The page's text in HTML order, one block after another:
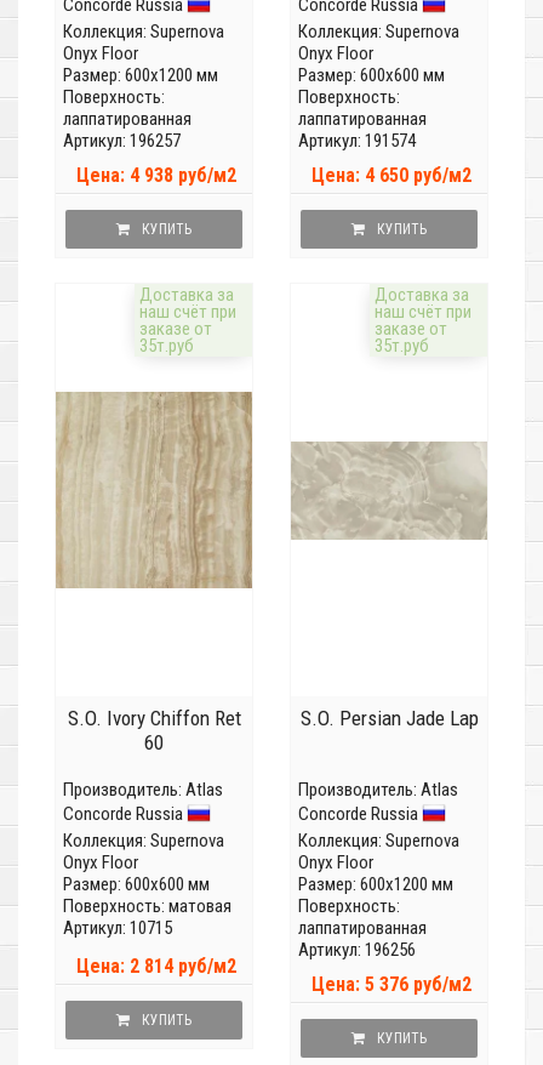
Concorde Russia
Коллекция: Supernova
Onyx Floor
Размер: 600x1200 мм
Поверхность:
лаппатированная
Артикул: 196257
Цена: 4 938 руб/м2
КУПИТЬ
Concorde Russia
Коллекция: Supernova
Onyx Floor
Размер: 600x600 мм
Поверхность:
лаппатированная
Артикул: 191574
Цена: 4 650 руб/м2
КУПИТЬ
Доставка за
наш счёт при
заказе от
35т.руб
S.O. Ivory Chiffon Ret
60
Производитель: Atlas
Concorde Russia
Коллекция: Supernova
Onyx Floor
Размер: 600x600 мм
Поверхность: матовая
Артикул: 10715
Цена: 2 814 руб/м2
КУПИТЬ
Доставка за
наш счёт при
заказе от
35т.руб
S.O. Persian Jade Lap
Производитель: Atlas
Concorde Russia
Коллекция: Supernova
Onyx Floor
Размер: 600x1200 мм
Поверхность:
лаппатированная
Артикул: 196256
Цена: 5 376 руб/м2
КУПИТЬ